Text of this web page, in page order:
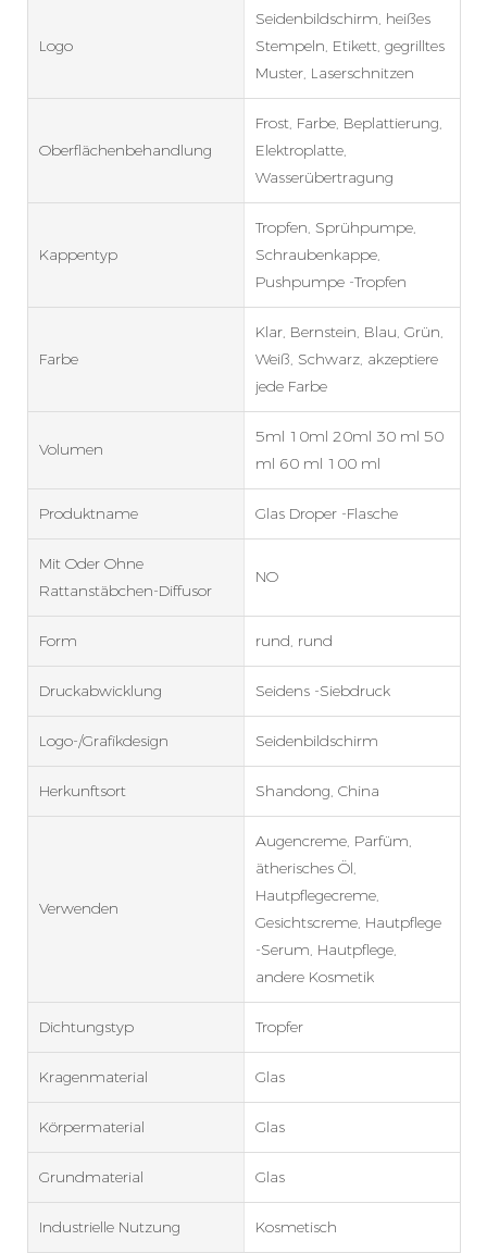
Logo
Seidenbildschirm, heißes
Stempeln, Etikett, gegrilltes
Muster, Laserschnitzen
Oberflächenbehandlung
Frost, Farbe, Beplattierung,
Elektroplatte,
Wasserübertragung
Kappentyp
Tropfen, Sprühpumpe,
Schraubenkappe,
Pushpumpe -Tropfen
Farbe
Klar, Bernstein, Blau, Grün,
Weiß, Schwarz, akzeptiere
jede Farbe
Volumen
5ml 10ml 20ml 30 ml 50
ml 60 ml 100 ml
Produktname Glas Droper -Flasche
Mit Oder Ohne
Rattanstäbchen-Diffusor
NO
Form rund, rund
Druckabwicklung Seidens -Siebdruck
Logo-/Grafikdesign Seidenbildschirm
Herkunftsort Shandong, China
Verwenden
Augencreme, Parfüm,
ätherisches Öl,
Hautpflegecreme,
Gesichtscreme, Hautpflege
-Serum, Hautpflege,
andere Kosmetik
Dichtungstyp Tropfer
Kragenmaterial Glas
Körpermaterial Glas
Grundmaterial Glas
Industrielle Nutzung Kosmetisch